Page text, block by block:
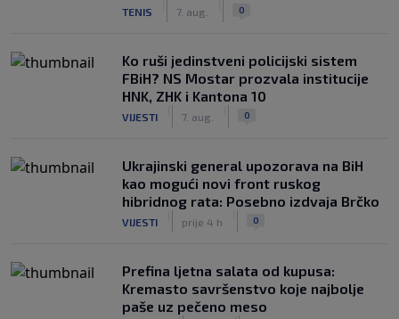
TENIS 7. aug. 0
Ko ruši jedinstveni policijski sistem
FBiH? NS Mostar prozvala institucije
HNK, ZHK i Kantona 10
VIJESTI 7. aug. 0
Ukrajinski general upozorava na BiH
kao mogući novi front ruskog
hibridnog rata: Posebno izdvaja Brčko
VIJESTI prije 4 h 0
Prefina ljetna salata od kupusa:
Kremasto savršenstvo koje najbolje
paše uz pečeno meso